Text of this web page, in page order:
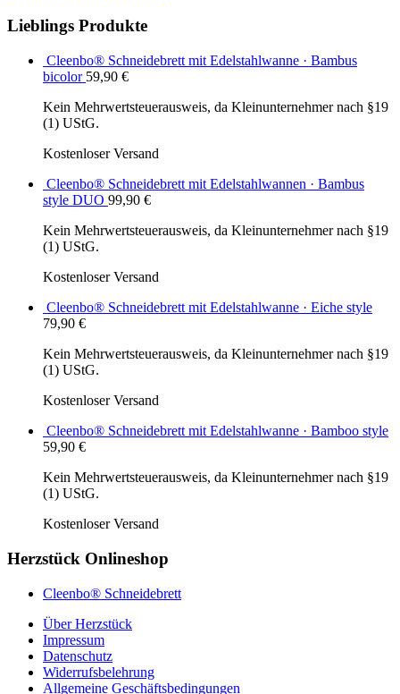
Lieblings Produkte
Cleenbo® Schneidebrett mit Edelstahlwanne · Bambus
bicolor 59,90 €
Kein Mehrwertsteuerausweis, da Kleinunternehmer nach §19
(1) UStG.
Kostenloser Versand
Cleenbo® Schneidebrett mit Edelstahlwannen · Bambus
style DUO 99,90 €
Kein Mehrwertsteuerausweis, da Kleinunternehmer nach §19
(1) UStG.
Kostenloser Versand
Cleenbo® Schneidebrett mit Edelstahlwanne · Eiche style
79,90 €
Kein Mehrwertsteuerausweis, da Kleinunternehmer nach §19
(1) UStG.
Kostenloser Versand
Cleenbo® Schneidebrett mit Edelstahlwanne · Bamboo style
59,90 €
Kein Mehrwertsteuerausweis, da Kleinunternehmer nach §19
(1) UStG.
Kostenloser Versand
Herzstück Onlineshop
Cleenbo® Schneidebrett
Über Herzstück
Impressum
Datenschutz
Widerrufsbelehrung
Allgemeine Geschäftsbedingungen